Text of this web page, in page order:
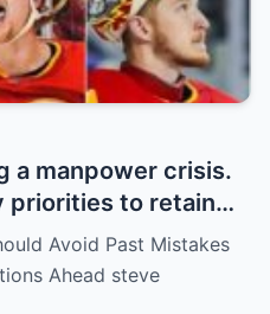
a manpower crisis.
priorities to retain
Zary, Coronato
decision of the
the whole team
Avoid Past Mistakes
Ahead steve